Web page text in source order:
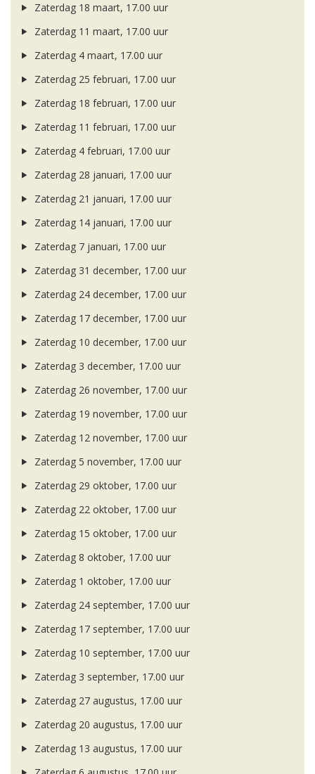
Zaterdag 18 maart, 17.00 uur
Zaterdag 11 maart, 17.00 uur
Zaterdag 4 maart, 17.00 uur
Zaterdag 25 februari, 17.00 uur
Zaterdag 18 februari, 17.00 uur
Zaterdag 11 februari, 17.00 uur
Zaterdag 4 februari, 17.00 uur
Zaterdag 28 januari, 17.00 uur
Zaterdag 21 januari, 17.00 uur
Zaterdag 14 januari, 17.00 uur
Zaterdag 7 januari, 17.00 uur
Zaterdag 31 december, 17.00 uur
Zaterdag 24 december, 17.00 uur
Zaterdag 17 december, 17.00 uur
Zaterdag 10 december, 17.00 uur
Zaterdag 3 december, 17.00 uur
Zaterdag 26 november, 17.00 uur
Zaterdag 19 november, 17.00 uur
Zaterdag 12 november, 17.00 uur
Zaterdag 5 november, 17.00 uur
Zaterdag 29 oktober, 17.00 uur
Zaterdag 22 oktober, 17.00 uur
Zaterdag 15 oktober, 17.00 uur
Zaterdag 8 oktober, 17.00 uur
Zaterdag 1 oktober, 17.00 uur
Zaterdag 24 september, 17.00 uur
Zaterdag 17 september, 17.00 uur
Zaterdag 10 september, 17.00 uur
Zaterdag 3 september, 17.00 uur
Zaterdag 27 augustus, 17.00 uur
Zaterdag 20 augustus, 17.00 uur
Zaterdag 13 augustus, 17.00 uur